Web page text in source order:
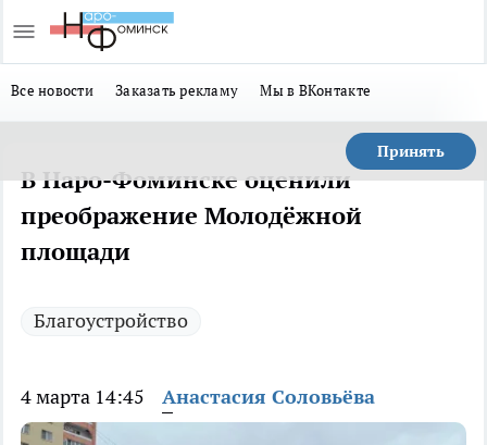
Все новости Заказать рекламу Мы в ВКонтакте
Принять
В Наро-Фоминске оценили
преображение Молодёжной
площади
Благоустройство
4 марта 14:45 Анастасия Соловьёва